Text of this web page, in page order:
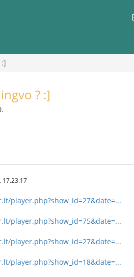
? :]
17.23.17
player.php?show_id=27&date=...
player.php?show_id=75&date=...
player.php?show_id=27&date=...
player.php?show_id=18&date=...